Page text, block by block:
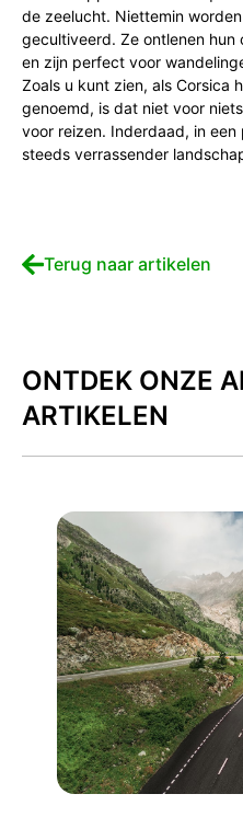
de zeelucht. Niettemin
gecultiveerd. Ze ontlenen hun
en zijn perfect voor
Zoals u kunt zien, als Corsica
genoemd, is dat niet voor
voor reizen. Inderdaad, in
steeds verrassender
Terug naar artikelen
ONTDEK ONZE
ARTIKELEN